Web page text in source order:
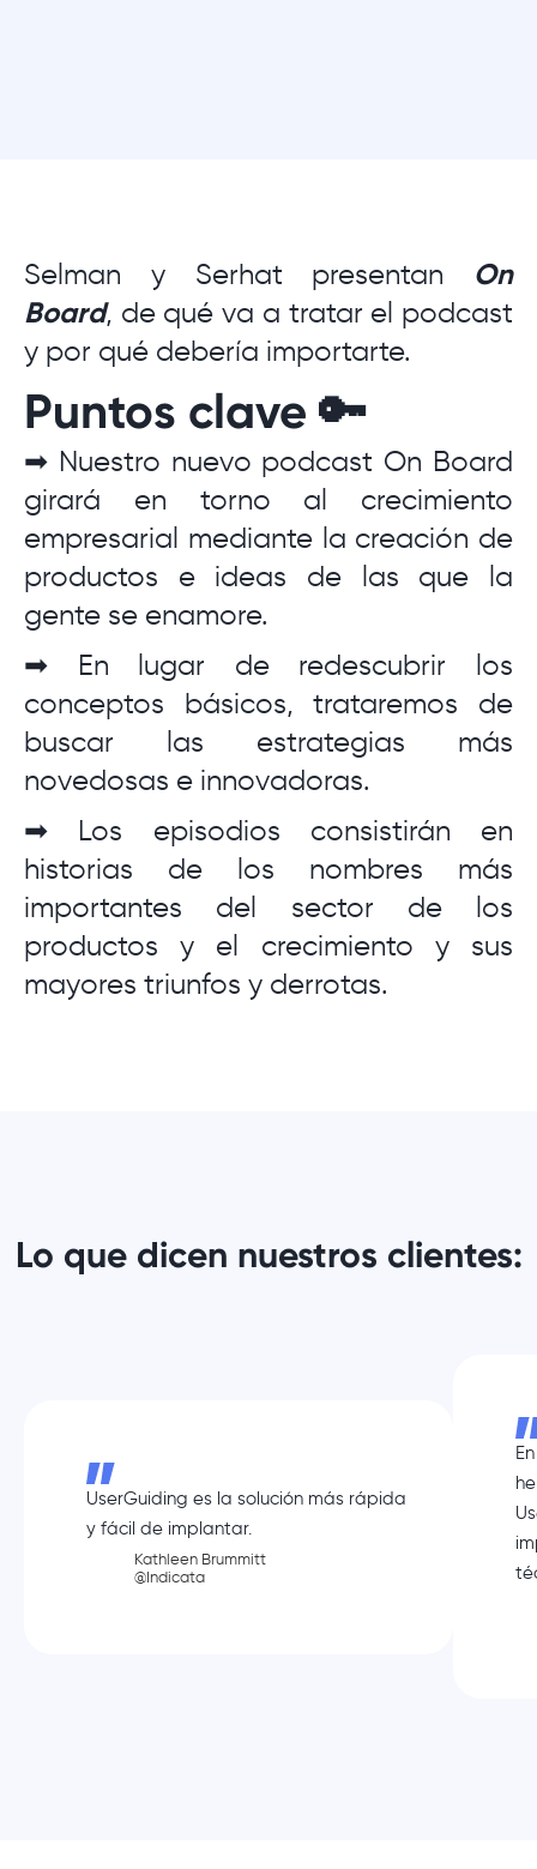
Selman y Serhat presentan On
Board, de qué va a tratar el podcast
y por qué debería importarte.
Puntos clave 🔑
➡ Nuestro nuevo podcast On Board
girará en torno al crecimiento
empresarial mediante la creación de
productos e ideas de las que la
gente se enamore.
➡ En lugar de redescubrir los
conceptos básicos, trataremos de
buscar las estrategias más
novedosas e innovadoras.
➡ Los episodios consistirán en
historias de los nombres más
importantes del sector de los
productos y el crecimiento y sus
mayores triunfos y derrotas.
Lo que dicen nuestros clientes:
UserGuiding es la solución más rápida
y fácil de implantar.
Kathleen Brummitt
@Indicata